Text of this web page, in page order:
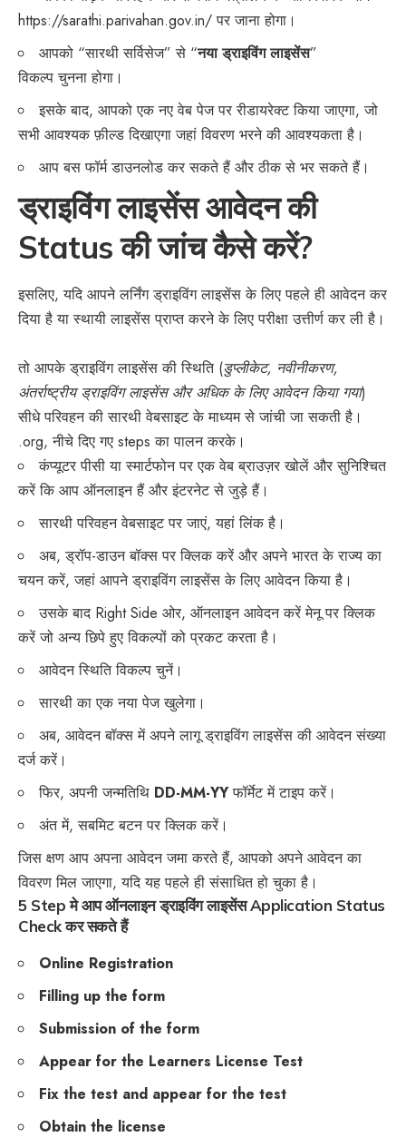
https://sarathi.parivahan.gov.in/पर जाना होगा।
आपको “सारथी सर्विसेज” से “नया ड्राइविंग लाइसेंस”
विकल्प चुनना होगा।
इसके बाद, आपको एक नए वेब पेज पर रीडायरेक्ट किया जाएगा, जो
सभी आवश्यक फ़ील्ड दिखाएगा जहां विवरण भरने की आवश्यकता है।
आप बस फॉर्म डाउनलोड कर सकते हैं और ठीक से भर सकते हैं।
ड्राइविंग लाइसेंस आवेदन की
Status की जांच कैसे करें?
इसलिए, यदि आपने लर्निंग ड्राइविंग लाइसेंस के लिए पहले ही आवेदन कर
दिया है या स्थायी लाइसेंस प्राप्त करने के लिए परीक्षा उत्तीर्ण कर ली है।
तो आपके ड्राइविंग लाइसेंस की स्थिति (डुप्लीकेट, नवीनीकरण,
अंतर्राष्ट्रीय ड्राइविंग लाइसेंस और अधिक के लिए आवेदन किया गया)
सीधे परिवहन की सारथी वेबसाइट के माध्यम से जांची जा सकती है।
.org, नीचे दिए गए steps का पालन करके।
कंप्यूटर पीसी या स्मार्टफोन पर एक वेब ब्राउज़र खोलें और सुनिश्चित
करें कि आप ऑनलाइन हैं और इंटरनेट से जुड़े हैं।
सारथी परिवहन वेबसाइट पर जाएं, यहां लिंक है।
अब, ड्रॉप-डाउन बॉक्स पर क्लिक करें और अपने भारत के राज्य का
चयन करें, जहां आपने ड्राइविंग लाइसेंस के लिए आवेदन किया है।
उसके बाद Right Side ओर, ऑनलाइन आवेदन करें मेनू पर क्लिक
करें जो अन्य छिपे हुए विकल्पों को प्रकट करता है।
आवेदन स्थिति विकल्प चुनें।
सारथी का एक नया पेज खुलेगा।
अब, आवेदन बॉक्स में अपने लागू ड्राइविंग लाइसेंस की आवेदन संख्या
दर्ज करें।
फिर, अपनी जन्मतिथि DD-MM-YYफॉर्मेट में टाइप करें।
अंत में, सबमिट बटन पर क्लिक करें।
जिस क्षण आप अपना आवेदन जमा करते हैं, आपको अपने आवेदन का
विवरण मिल जाएगा, यदि यह पहले ही संसाधित हो चुका है।
5 Step मे आप ऑनलाइन ड्राइविंग लाइसेंस Application Status
Check कर सकते हैं
Online Registration
Filling up the form
Submission of the form
Appear for the Learners License Test
Fix the test and appear for the test
Obtain the license